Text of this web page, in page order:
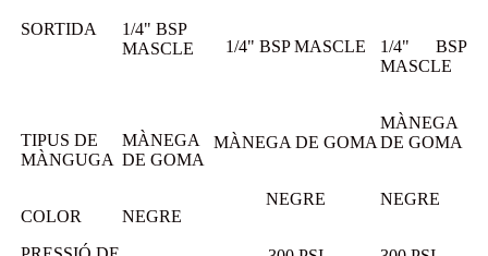
SORTIDA
1/4" BSP
MASCLE
1/4" BSP MASCLE
1/4" BSP
MASCLE
TIPUS DE
MÀNGUGA
MÀNEGA
DE GOMA
MÀNEGA DE GOMA
MÀNEGA
DE GOMA
COLOR NEGRE
NEGRE NEGRE